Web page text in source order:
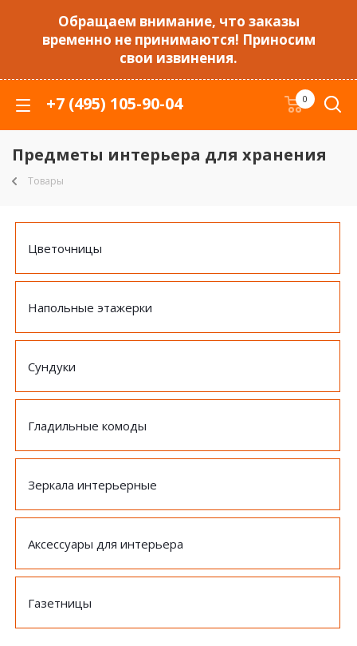
Обращаем внимание, что заказы
временно не принимаются! Приносим
свои извинения.
+7 (495) 105-90-04 0
Предметы интерьера для хранения
Товары
Цветочницы
Напольные этажерки
Сундуки
Гладильные комоды
Зеркала интерьерные
Аксессуары для интерьера
Газетницы